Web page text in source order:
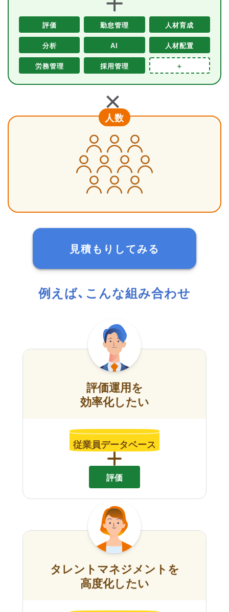
評価 勤怠管理 人材育成
分析 AI 人材配置
労務管理 採用管理 ＋
＋
人数
見積もりしてみる
例えば、こんな組み合わせ
評価運用を
効率化したい
従業員データベース
評価
タレントマネジメントを
高度化したい